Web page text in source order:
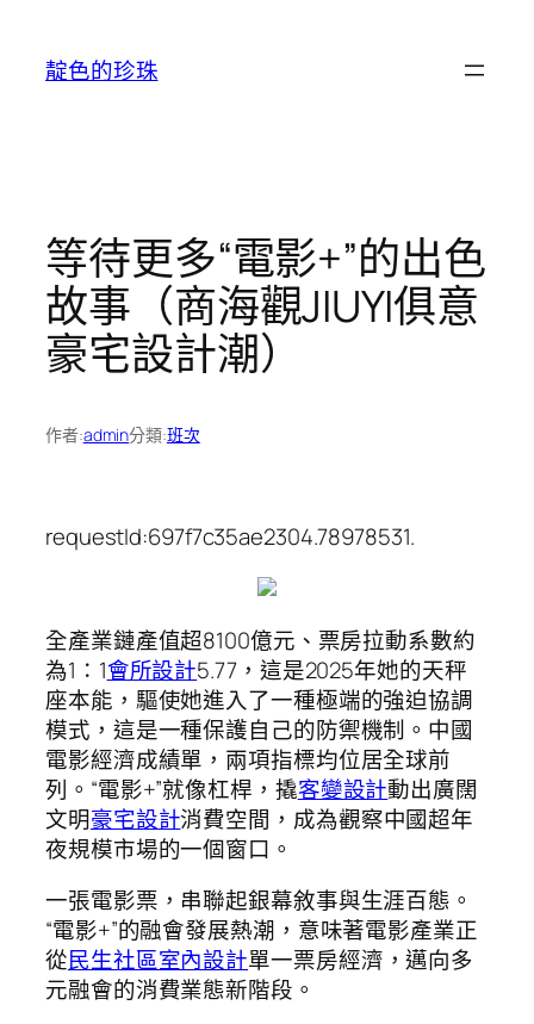
靛色的珍珠
等待更多“電影+”的出色
故事（商海觀JIUYI俱意
豪宅設計潮）
作者:admin分類:班次
requestId:697f7c35ae2304.78978531.
全產業鏈產值超8100億元、票房拉動系數約
為1∶1會所設計5.77，這是2025年她的天秤
座本能，驅使她進入了一種極端的強迫協調
模式，這是一種保護自己的防禦機制。中國
電影經濟成績單，兩項指標均位居全球前
列。“電影+”就像杠桿，撬客變設計動出廣闊
文明豪宅設計消費空間，成為觀察中國超年
夜規模市場的一個窗口。
一張電影票，串聯起銀幕敘事與生涯百態。
“電影+”的融會發展熱潮，意味著電影產業正
從民生社區室內設計單一票房經濟，邁向多
元融會的消費業態新階段。